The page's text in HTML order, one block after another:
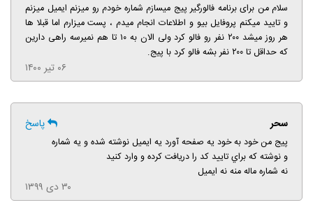
سلام من برای برنامه فالورگیر پیج میسازم شماره خودم رو میزنم ایمیل میزنم
و تایید میکنم پروفایل بیو و اطلاعات انجام میدم ، پست میزارم اما قبلا ها
هر روز میشد ۲۰۰ نفر رو فالو کرد ولی الان به ۱۰ تا هم نمیرسه راهی دارین
که حداقل تا ۲۰۰ نفر بشه فالو کرد با پیج.
۰۶ تیر ۱۴۰۰
سحر پاسخ
پیج من خود به خود يه صفحه آورد يه ايميل نوشته شده و يه شماره
و نوشته که براي تاييد کد را دريافت کرده و وارد کنيد
نه شماره ماله منه نه ايميل
۳۰ دی ۱۳۹۹